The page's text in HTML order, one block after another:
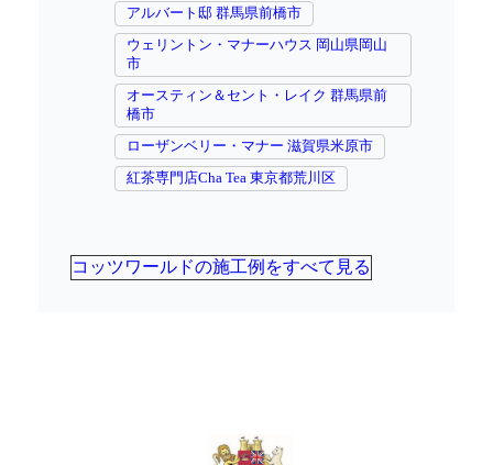
アルバート邸 群馬県前橋市
ウェリントン・マナーハウス 岡山県岡山
市
オースティン＆セント・レイク 群馬県前
橋市
ローザンベリー・マナー 滋賀県米原市
紅茶専門店Cha Tea 東京都荒川区
コッツワールドの施工例をすべて見る